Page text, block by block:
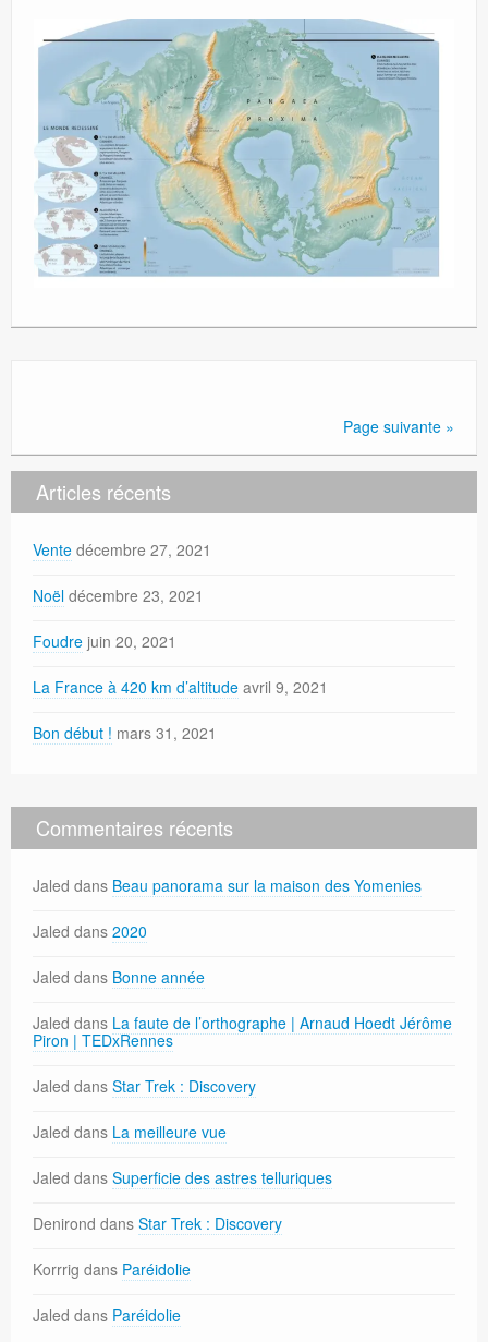
Page suivante »
Articles récents
Vente décembre 27, 2021
Noël décembre 23, 2021
Foudre juin 20, 2021
La France à 420 km d’altitude avril 9, 2021
Bon début ! mars 31, 2021
Commentaires récents
Jaled dans Beau panorama sur la maison des Yomenies
Jaled dans 2020
Jaled dans Bonne année
Jaled dans La faute de l’orthographe | Arnaud Hoedt Jérôme
Piron | TEDxRennes
Jaled dans Star Trek : Discovery
Jaled dans La meilleure vue
Jaled dans Superficie des astres telluriques
Denirond dans Star Trek : Discovery
Korrrig dans Paréidolie
Jaled dans Paréidolie